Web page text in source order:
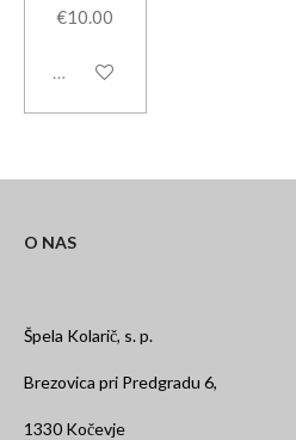
€10.00
Sold out
O NAS
Špela Kolarič, s. p.
Brezovica pri Predgradu 6,
1330 Kočevje